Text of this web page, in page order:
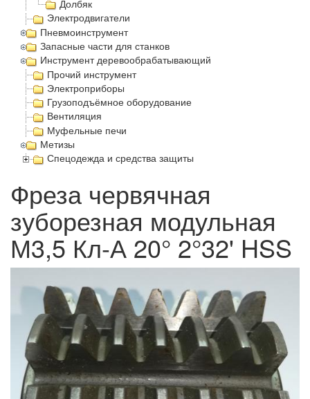
Долбяк
Электродвигатели
Пневмоинструмент
Запасные части для станков
Инструмент деревообрабатывающий
Прочий инструмент
Электроприборы
Грузоподъёмное оборудование
Вентиляция
Муфельные печи
Метизы
Спецодежда и средства защиты
Фреза червячная
зуборезная модульная
М3,5 Кл-А 20° 2°32' HSS